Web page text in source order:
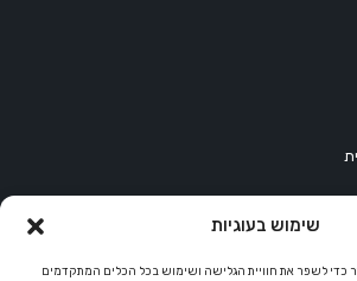
שימוש בעוגיות
כדי לשפר את חוויית הגלישה ושימוש בכל הכלים המתקדמים